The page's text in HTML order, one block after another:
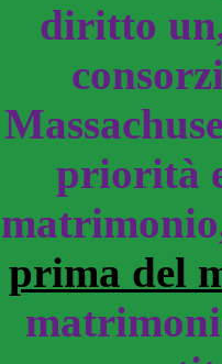
diritto
priorità
prima del